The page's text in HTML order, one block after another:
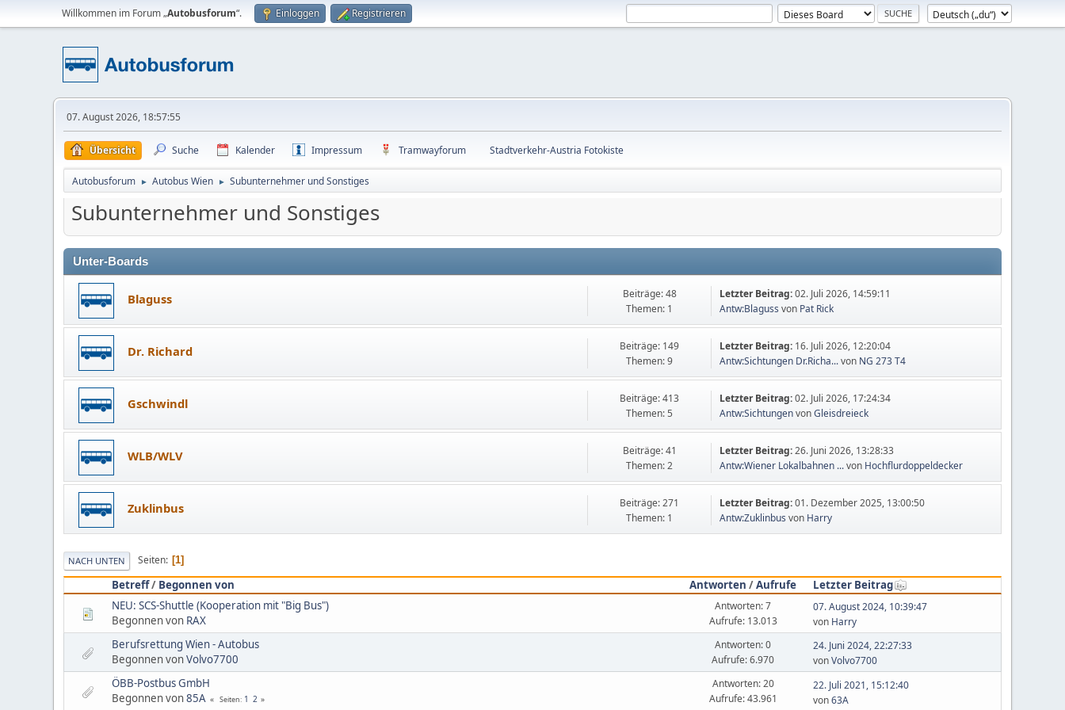
Willkommen im Forum „Autobusforum“. Einloggen Registrieren
07. August 2026, 18:57:55
Übersicht Suche Kalender Impressum Tramwayforum Stadtverkehr-Austria Fotokiste
Autobusforum ► Autobus Wien ► Subunternehmer und Sonstiges
Subunternehmer und Sonstiges
Unter-Boards
Blaguss
Beiträge: 48
Themen: 1
Letzter Beitrag:02. Juli 2026, 14:59:11
Antw:Blaguss von Pat Rick
Dr. Richard
Beiträge: 149
Themen: 9
Letzter Beitrag: 16. Juli 2026, 12:20:04
Antw:Sichtungen Dr.Richa...von NG 273 T4
Gschwindl
Beiträge: 413
Themen: 5
Letzter Beitrag:02. Juli 2026, 17:24:34
Antw:SichtungenvonGleisdreieck
WLB/WLV
Beiträge: 41
Themen: 2
Letzter Beitrag:26. Juni 2026, 13:28:33
Antw:Wiener Lokalbahnen ...von Hochflurdoppeldecker
Zuklinbus
Beiträge: 271
Themen: 1
Letzter Beitrag:01. Dezember 2025, 13:00:50
Antw:Zuklinbus von Harry
NACH UNTEN Seiten 1
Betreff/ Begonnen von Antworten /Aufrufe
Letzter Beitrag
NEU: SCS-Shuttle (Kooperation mit "Big Bus")
Begonnen von RAX
Antworten: 7
Aufrufe: 13.013
07. August 2024, 10:39:47
von Harry
Berufsrettung Wien - Autobus
Begonnen vonVolvo7700
Antworten: 0
Aufrufe: 6.970
24. Juni 2024, 22:27:33
vonVolvo7700
ÖBB-Postbus GmbH
Begonnen von85A Seiten 1 2
Antworten: 20
Aufrufe: 43.961
22. Juli 2021, 15:12:40
von63A